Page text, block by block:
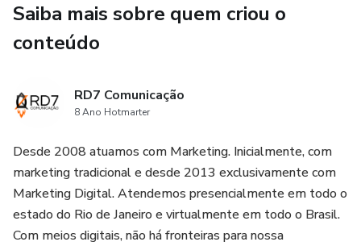
Saiba mais sobre quem criou o
conteúdo
RD7 Comunicação
8 Ano Hotmarter
Desde 2008 atuamos com Marketing. Inicialmente, com
marketing tradicional e desde 2013 exclusivamente com
Marketing Digital. Atendemos presencialmente em todo o
estado do Rio de Janeiro e virtualmente em todo o Brasil.
Com meios digitais, não há fronteiras para nossa